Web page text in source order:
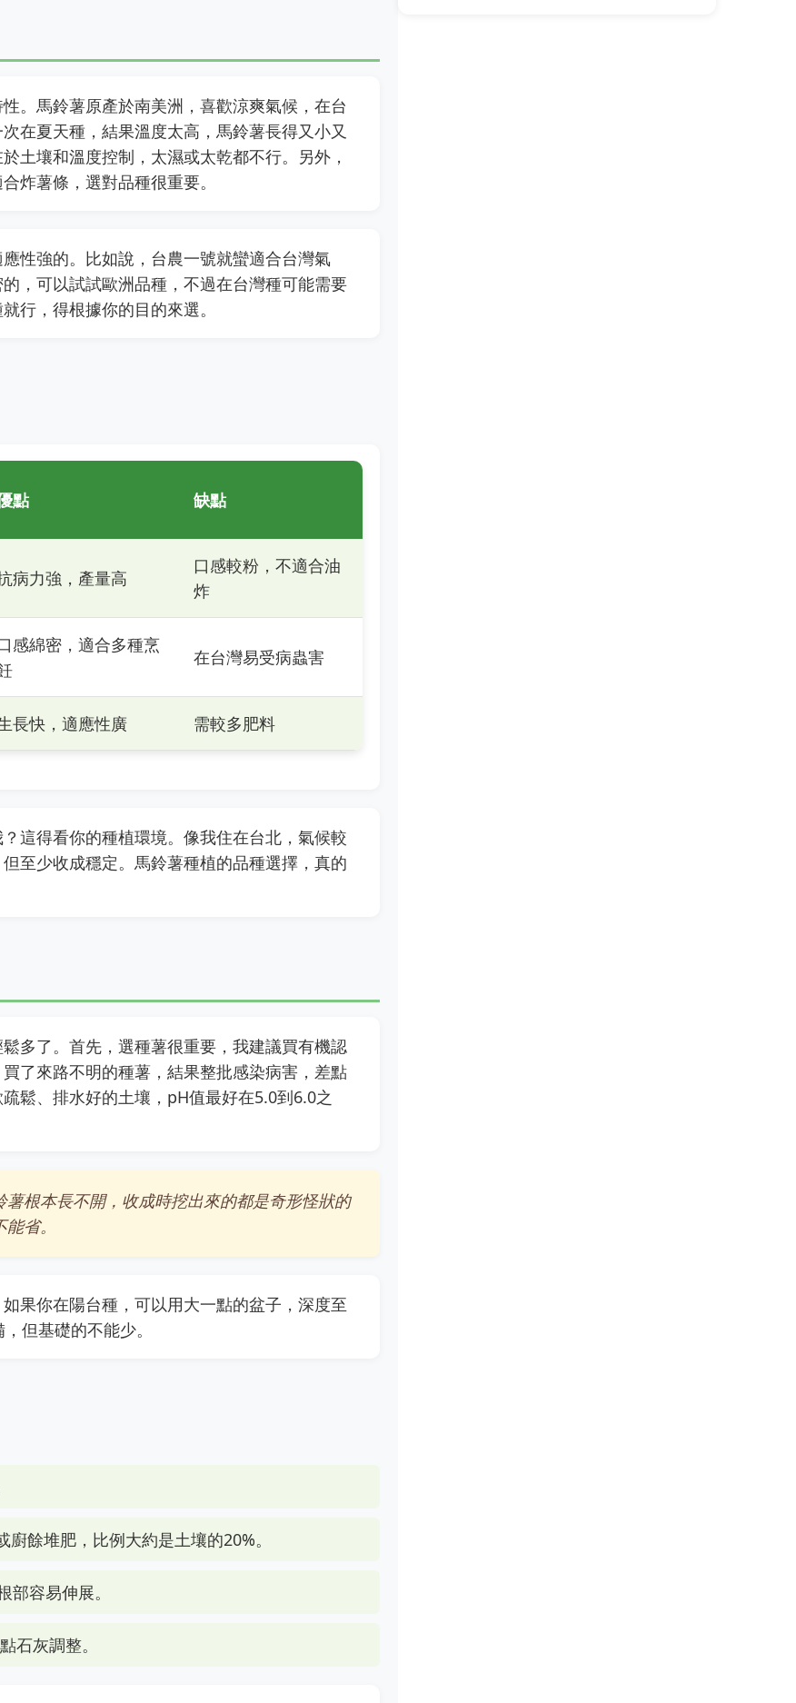
。馬鈴薯原產於南美洲，喜歡涼爽氣候，在台
在夏天種，結果溫度太高，馬鈴薯長得又小又
土壤和溫度控制，太濕或太乾都不行。另外，
炸薯條，選對品種很重要。
性強的。比如說，台農一號就蠻適合台灣氣
，可以試試歐洲品種，不過在台灣種可能需要
行，得根據你的目的來選。
點 缺點
病力強，產量高
口感較粉，不適合油
炸
感綿密，適合多種烹
在台灣易受病蟲害
長快，適應性廣 需較多肥料
這得看你的種植環境。像我住在台北，氣候較
至少收成穩定。馬鈴薯種植的品種選擇，真的
多了。首先，選種薯很重要，我建議買有機認
了來路不明的種薯，結果整批感染病害，差點
鬆、排水好的土壤，pH值最好在5.0到6.0之
根本長不開，收成時挖出來的都是奇形怪狀的
省。
果你在陽台種，可以用大一點的盆子，深度至
但基礎的不能少。
餘堆肥，比例大約是土壤的20%。
容易伸展。
石灰調整。